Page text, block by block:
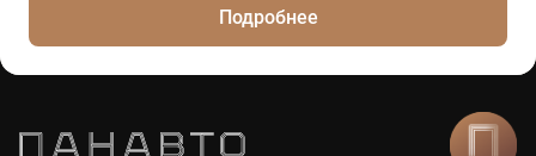
Подробнее